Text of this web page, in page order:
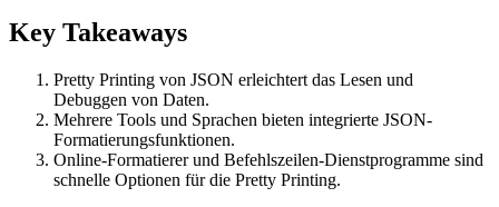
Key Takeaways
Pretty Printing von JSON erleichtert das Lesen und
Debuggen von Daten.
Mehrere Tools und Sprachen bieten integrierte JSON-
Formatierungsfunktionen.
Online-Formatierer und Befehlszeilen-Dienstprogramme sind
schnelle Optionen für die Pretty Printing.